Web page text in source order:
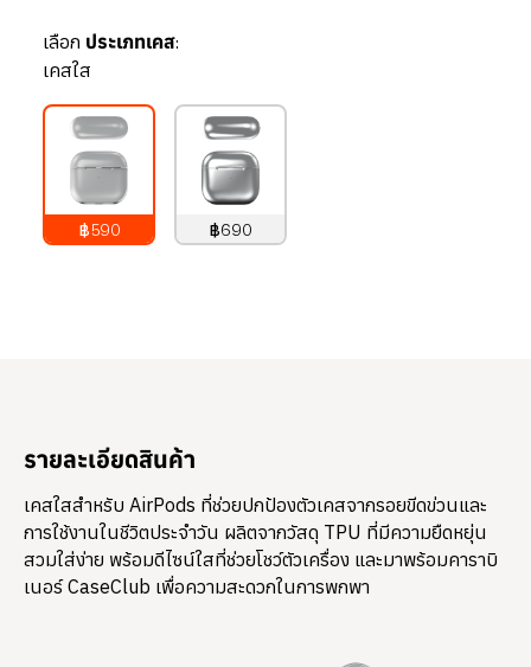
เลือก ประเภทเคส:
เคสใส
฿590
฿690
รายละเอียดสินค้า
เคสใสสำหรับ AirPods ที่ช่วยปกป้องตัวเคสจากรอยขีดข่วนและ
การใช้งานในชีวิตประจำวัน ผลิตจากวัสดุ TPU ที่มีความยืดหยุ่น
สวมใส่ง่าย พร้อมดีไซน์ใสที่ช่วยโชว์ตัวเครื่อง และมาพร้อมคาราบิ
เนอร์ CaseClub เพื่อความสะดวกในการพกพา